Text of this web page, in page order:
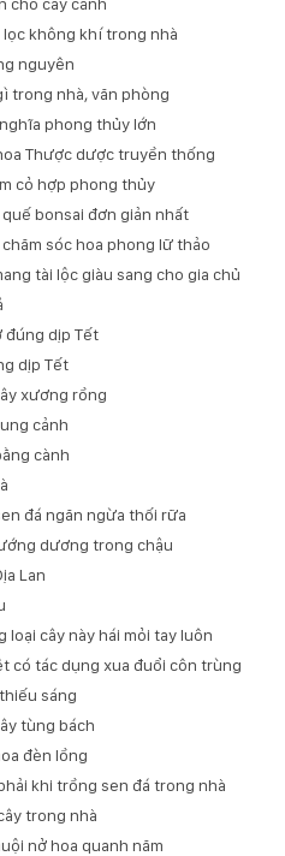
không khí trong nhà
nguyên
trong nhà, văn phòng
phong thủy lớn
Thược dược truyền thống
cỏ hợp phong thủy
bonsai đơn giản nhất
sóc hoa phong lữ thảo
tài lộc giàu sang cho gia chủ
đúng dịp Tết
dịp Tết
xương rồng
cảnh
cành
đá ngăn ngừa thối rữa
dương trong chậu
Lan
loại cây này hái mỏi tay luôn
có tác dụng xua đuổi côn trùng
sáng
tùng bách
đèn lồng
khi trồng sen đá trong nhà
trong nhà
nở hoa quanh năm